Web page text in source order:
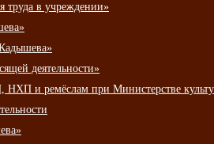
труда в учреждении»
деятельности»
НХП и ремёслам при Министерстве